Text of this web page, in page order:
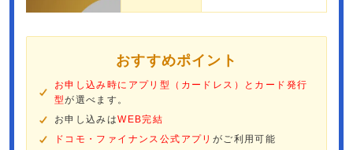
おすすめポイント
お申し込み時にアプリ型（カードレス）とカード発行
型が選べます。
お申し込みはWEB完結
ドコモ・ファイナンス公式アプリ がご利用可能